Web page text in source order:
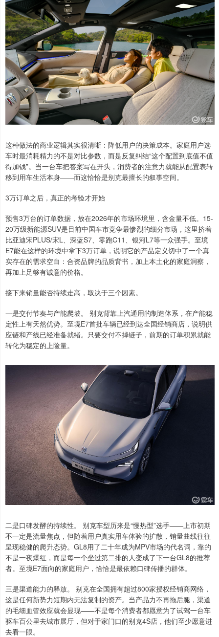
这种做法的商业逻辑其实很清晰：降低用户的决策成本。家庭用户选
车时最消耗精力的不是对比参数，而是反复纠结“这个配置到底值不值
得加钱”。当一台车把答案写在开头，消费者的注意力就能从配置表转
移到用车生活本身——而这恰恰是别克最擅长的叙事空间。
3万订单之后，真正的考验才开始
预售3万台的订单数据，放在2026年的市场环境里，含金量不低。15-
20万级新能源SUV是目前中国车市竞争最惨烈的细分市场，这里挤着
比亚迪宋PLUS/宋L、深蓝S7、零跑C11、银河L7等一众强手。至境
E7能在这样的环境中拿下3万订单，说明它的产品定义切中了一个真
实存在的需求空白：合资品牌的品质背书，加上本土化的家庭洞察，
再加上足够有诚意的价格。
接下来销量能否持续走高，取决于三个因素。
一是交付节奏与产能爬坡。 别克背靠上汽通用的制造体系，在产能稳
定性上有天然优势。至境E7首批车辆已经到达全国经销商店，说明供
应链和产线已经准备就绪。只要交付不掉链子，前期的订单积累就能
转化为稳定的上险量。
二是口碑发酵的持续性。 别克车型历来是“慢热型”选手——上市初期
不一定是流量焦点，但随着用户真实用车体验的扩散，销量曲线往往
呈现稳健的爬升态势。GL8用了二十年成为MPV市场的代名词，靠的
不是一夜爆红，而是每一个坐过第二排的人变成了下一台GL8的推荐
者。至境E7面向的家庭用户，恰恰是最依赖口碑传播的群体。
三是渠道能力的释放。 别克在全国拥有超过800家授权经销商网络，
这是任何新势力短期内无法复制的资产。当产品力不再拖后腿，渠道
的毛细血管效应就会显现——不是每个消费者都愿意为了试驾一台车
驱车百公里去城市展厅，但对于家门口的别克4S店，他们至少愿意进
去看一眼。